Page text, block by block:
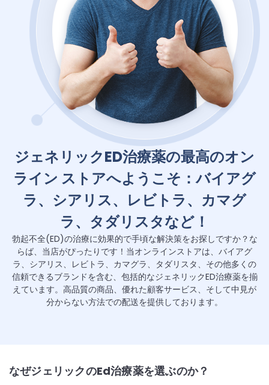
ジェネリックED治療薬の最高のオン
ライン ストアへようこそ：バイアグ
ラ、シアリス、レビトラ、カマグ
ラ、タダリスタなど！
勃起不全(ED)の治療に効果的で手頃な解決策をお探しですか？な
らば、当店がぴったりです！当オンラインストアは、バイアグ
ラ、シアリス、レビトラ、カマグラ、タダリスタ、その他多くの
信頼できるブランドを含む、包括的なジェネリックED治療薬を揃
えています。高品質の商品、優れた顧客サービス、そして中見が
分からない方法での配送を提供しております。
なぜジェリックのEd治療薬を選ぶのか？